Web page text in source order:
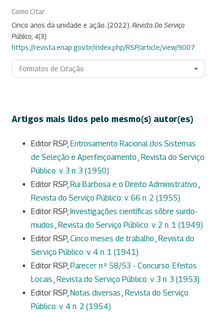
Como Citar
Cinco anos da unidade e ação. (2022). Revista Do Serviço
Público 4(3).
https://revista.enap.gov.br/index.php/RSP/article/view/9007
Formatos de Citação
Artigos mais lidos pelo mesmo(s) autor(es)
Editor RSP, Entrosamento Racional dos Sistemas
de Seleção e Aperfeiçoamento , Revista do Serviço
Público: v. 3 n. 3 (1950)
Editor RSP, Rui Barbosa e o Direito Administrativo ,
Revista do Serviço Público: v. 66 n. 2 (1955)
Editor RSP, Investigações científicas sôbre surdo-
mudos , Revista do Serviço Público: v. 2 n. 1 (1949)
Editor RSP, Cinco meses de trabalho , Revista do
Serviço Público: v. 4 n. 1 (1941)
Editor RSP, Parecer n.º 58/53 - Concurso. Efeitos
Locais , Revista do Serviço Público: v. 3 n. 3 (1953)
Editor RSP, Notas diversas , Revista do Serviço
Público: v. 4 n. 2 (1954)